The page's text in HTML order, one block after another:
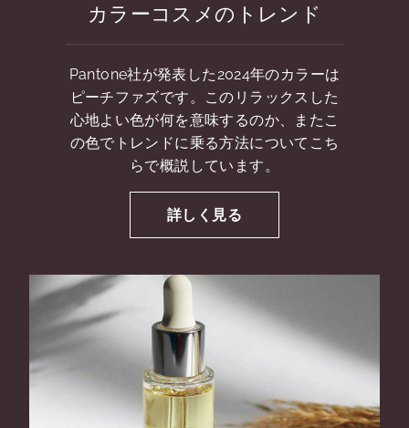
カラーコスメのトレンド
Pantone社が発表した2024年のカラーは
ピーチファズです。このリラックスした
心地よい色が何を意味するのか、またこ
の色でトレンドに乗る方法についてこち
らで概説しています。
詳しく見る